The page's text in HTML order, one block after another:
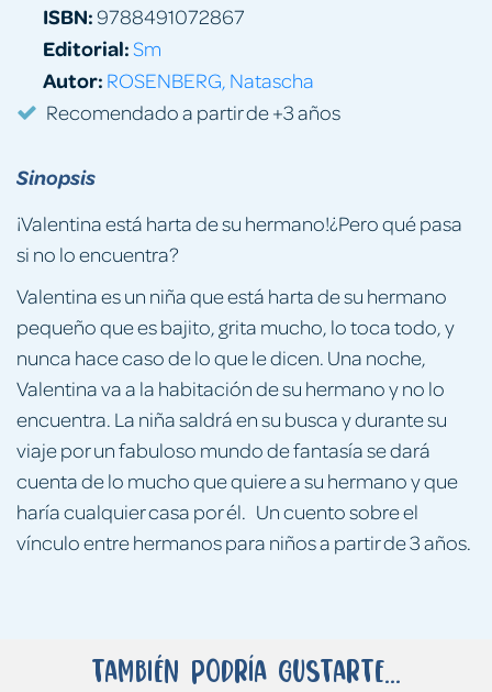
Sinopsis
¡Valentina está harta de su hermano!¿Pero qué pasa
si no lo encuentra?
Valentina es un niña que está harta de su hermano
pequeño que es bajito, grita mucho, lo toca todo, y
nunca hace caso de lo que le dicen. Una noche,
Valentina va a la habitación de su hermano y no lo
encuentra. La niña saldrá en su busca y durante su
viaje por un fabuloso mundo de fantasía se dará
cuenta de lo mucho que quiere a su hermano y que
haría cualquier casa por él. Un cuento sobre el
vínculo entre hermanos para niños a partir de 3 años.
ISBN:9788491072867
Editorial:Sm
Autor: ROSENBERG, Natascha
Recomendado a partir de +3 años
También podría gustarte...